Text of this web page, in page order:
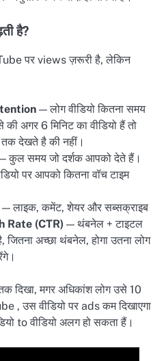
है?
पर views ज़रूरी है, लेकिन
— लोग वीडियो कितना समय
अगर 6 मिनिट का वीडियो हैं तो
देखते है की नहीं।
कुल समय जो दर्शक आपको देते हैं।
पर आपको कितना वॉच टाइम
— लाइक, कमेंट, शेयर और सब्सक्राइब
Rate (CTR) — थंबनेल + टाइटल
जितना अच्छा थंबनेल, होगा उतना लोग
दिखा, मगर अधिकांश लोग उसे 10
, उस वीडियो पर ads कम दिखाएगा
to वीडियो अलग हो सकता हैं।